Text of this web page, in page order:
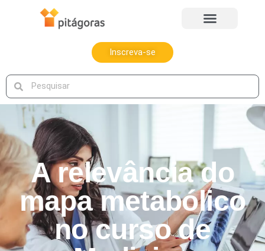
Inscreva-se
A relevância do
mapa metabólico
no curso de